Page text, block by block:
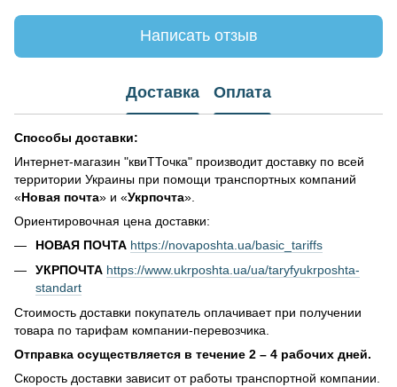
Написать отзыв
Доставка Оплата
Способы доставки:
Интернет-магазин "квиТТочка" производит доставку по всей
территории Украины при помощи транспортных компаний
«Новая почта» и «Укрпочта».
Ориентировочная цена доставки:
НОВАЯ ПОЧТА https://novaposhta.ua/basic_tariffs
УКРПОЧТА https://www.ukrposhta.ua/ua/taryfyukrposhta-
standart
Стоимость доставки покупатель оплачивает при получении
товара по тарифам компании-перевозчика.
Отправка осуществляется в течение 2 – 4 рабочих дней.
Скорость доставки зависит от работы транспортной компании.